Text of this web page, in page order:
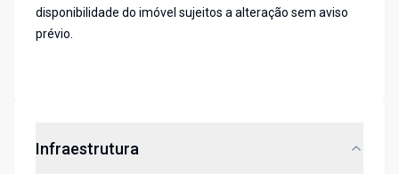
disponibilidade do imóvel sujeitos a alteração sem aviso
prévio.
Infraestrutura